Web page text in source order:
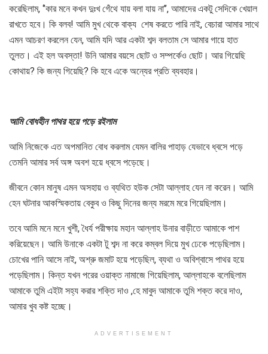
করেছিলাম, ‘’কার মনে কখন দুঃখ গেঁথে যায় বলা যায় না’’, আমাদের একটু সেদিকে খেয়াল
রাখতে হবে। কি বলব! আমি মুখ থেকে বাক্য শেষ করতে পারি নাই, বেচারা আমার সাথে
এমন আচরণ করলেন যেন, আমি যদি আর একটা শব্দ বলতাম সে আমার গায়ে হাত
তুলত। এই হল অবস্তা! উনি আমার বয়সে ছোট ও সম্পর্কেও ছোট। আর গিয়েছি
কোথায়? কি জন্য গিয়েছি? কি হবে একে অন্যের প্রতি ব্যবহার।
আমি বোধহীন পাথর হয়ে পড়ে রইলাম
আমি নিজেকে এত অপমানিত বোধ করলাম যেমন বালির পাহাড় যেভাবে ধ্বসে পড়ে
তেমনি আমার সর্ব অঙ্গ অবশ হয়ে ধ্বসে পড়েছে।
জীবনে কোন মানুষ এমন অসহায় ও ব্যথিত হউক সেটা আল্লাহ যেন না করেন। আমি
হেন ঘটনার আকস্মিকতায় বেকুব ও কিছু দিনের জন্য মরমে মরে গিয়েছিলাম।
তবে আমি মনে মনে খুশী, ধৈর্য পরীক্ষায় মহান আল্লাহ উনার বাড়ীতে আমাকে পাশ
করিয়েছেন। আমি উনাকে একটা টু শব্দ না করে কম্বল দিয়ে মুখ ঢেকে পড়েছিলাম।
চোখের পানি আসে নাই, অশ্রু জমাট হয়ে পড়েছিল, ব্যথা ও অবিশ্বাসে পাথর হয়ে
পড়েছিলাম। কিন্ত যখন পরের ওয়াক্ত নামাজে গিয়েছিলাম, আল্লাহকে বলেছিলাম
আমাকে তুমি এইটা সহ্য করার শক্তি দাও ,হে মাবুদ আমাকে তুমি শক্ত করে দাও,
আমার খুব কষ্ট হচ্ছে।
ADVERTISEMENT